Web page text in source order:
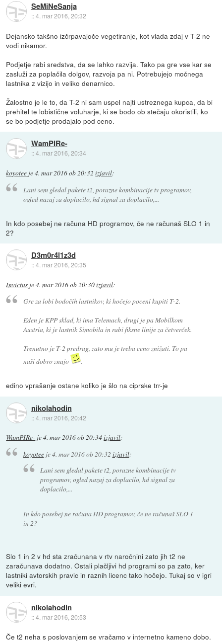
SeMiNeSanja
::4. mar 2016, 20:32
Dejansko takšno izčrpavajoče vegetiranje, kot vlada zdaj v T-2 ne
vodi nikamor.
Podjetje rabi sredstva, da se lahko razvija. Tako pa gre vse kar se
zasluži za poplačila dolgov, razvoja pa ni. Potrebujejo močnega
lastnika z vizijo in veliko denarnico.
Žalostno je le to, da T-2 ni sam uspel najti ustreznega kupca, da bi
prehitel te lobistične voluharje, ki se bodo ob stečaju okoristili, ko
se bo podjetje prodajalo pod ceno.
WamPIRe-
::4. mar 2016, 20:34
koyotee je4. mar 2016 ob 20:32 izjavil:
Lani sem gledal pakete t2, porazne kombinacije tv programov,
ogled nazaj za doplacilo, hd signal za doplacilo,...
In kdo posebej ne računa HD programov, če ne računaš SLO 1 in
2?
D3m0r4l1z3d
::4. mar 2016, 20:35
Invictus je4. mar 2016 ob 20:30izjavil:
Gre za lobi bodočih lastnikov, ki hočejo poceni kupiti T-2.
Eden je KPP sklad, ki ima Telemach, drugi je pa Mobilkom
Austria, ki je lastnik Simobila in rabi fiksne linije za četverček.
Trenutno je T-2 predrag, zato mu je treba ceno znižati. To pa
naši dobro znajo
.
edino vprašanje ostane koliko je šlo na ciprske trr-je
nikolahodin
::4. mar 2016, 20:42
WamPIRe- je4. mar 2016 ob 20:34izjavil:
koyoteeje4. mar 2016 ob 20:32 izjavil:
Lani sem gledal pakete t2, porazne kombinacije tv
programov, ogled nazaj za doplacilo, hd signal za
doplacilo,...
In kdo posebej ne računa HD programov, če ne računaš SLO 1
in 2?
Slo 1 in 2 v hd sta zračunana v rtv naročnini zato jih t2 ne
zaračunava dodatno. Ostali plačljivi hd programi so pa zato, ker
lastniki avtorskih pravic in raznih licenc tako hočejo. Tukaj so v igri
veliki evri.
nikolahodin
::4. mar 2016, 20:53
Če t2 neha s poslovanjem se vračamo v internetno kameno dobo.